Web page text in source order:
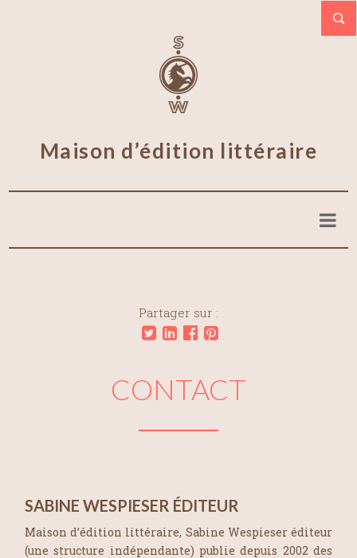
Maison d’édition littéraire
Partager sur :
CONTACT
SABINE WESPIESER ÉDITEUR
Maison d’édition littéraire, Sabine Wespieser éditeur
(une structure indépendante) publie depuis 2002 des